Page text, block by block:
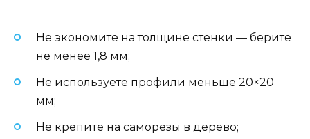
Не экономите на толщине стенки — берите
не менее 1,8 мм;
Не используете профили меньше 20×20
мм;
Не крепите на саморезы в дерево;